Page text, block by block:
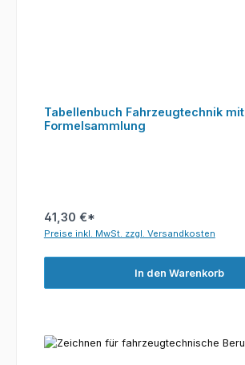
Tabellenbuch Fahrzeugtechnik mit
Formelsammlung
41,30 €*
Preise inkl. MwSt. zzgl. Versandkosten
In den Warenkorb